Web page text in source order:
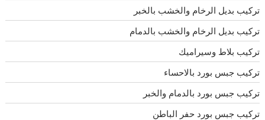
تركيب بديل الرخام والخشب بالخبر
تركيب بديل الرخام والخشب بالدمام
تركيب بلاط وسيراميك
تركيب جبس بورد بالاحساء
تركيب جبس بورد بالدمام والخبر
تركيب جبس بورد حفر الباطن